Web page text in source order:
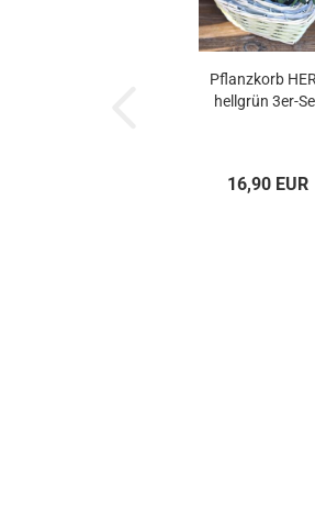
Pflanzkorb
hellgrün 3er-
16,90 EUR